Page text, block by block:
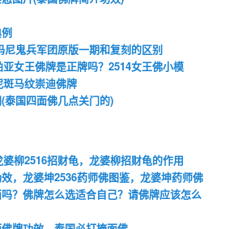
尼鬼兵军团原版一期和复刻的区别
女王佛牌是正牌吗？2514女王佛小模
马纹崇迪佛牌
泰国四面佛几点关门的)
柳2516招财龟，龙婆柳招财龟的作用
，龙婆坤2536药师佛图鉴，龙婆坤药师佛
？佛牌怎么选适合自己？请佛牌应该怎么